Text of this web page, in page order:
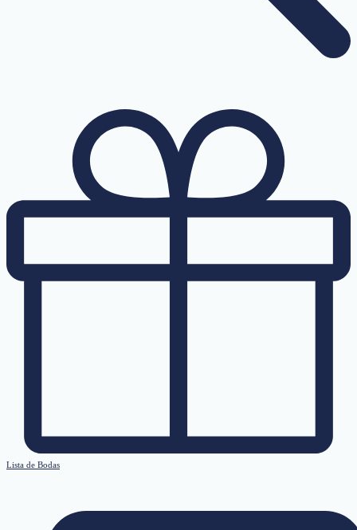
Lista de Bodas